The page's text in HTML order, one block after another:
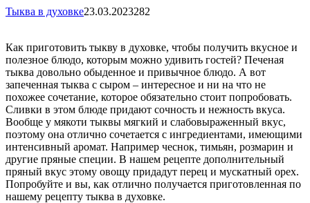
Тыква в духовке23.03.2023282
Как приготовить тыкву в духовке, чтобы получить вкусное и
полезное блюдо, которым можно удивить гостей? Печеная
тыква довольно обыденное и привычное блюдо. А вот
запеченная тыква с сыром – интересное и ни на что не
похожее сочетание, которое обязательно стоит попробовать.
Сливки в этом блюде придают сочность и нежность вкуса.
Вообще у мякоти тыквы мягкий и слабовыраженный вкус,
поэтому она отлично сочетается с ингредиентами, имеющими
интенсивный аромат. Например чеснок, тимьян, розмарин и
другие пряные специи. В нашем рецепте дополнительный
пряный вкус этому овощу придадут перец и мускатный орех.
Попробуйте и вы, как отлично получается приготовленная по
нашему рецепту тыква в духовке.